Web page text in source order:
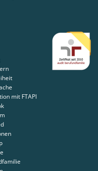
mit FTAPI